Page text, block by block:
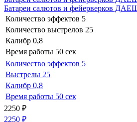
Батареи салютов и фейерверков
Количество эффектов 5
Количество выстрелов 25
Калибр 0,8
Время работы 50 сек
Количество эффектов 5
Выстрелы 25
Калибр 0,8
Время работы 50 сек
2250 ₽
2250 ₽